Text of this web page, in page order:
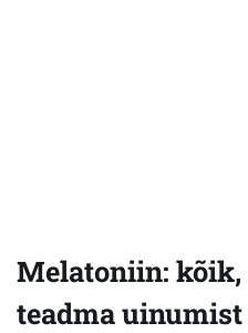
Melatoniin: kõik,
teadma